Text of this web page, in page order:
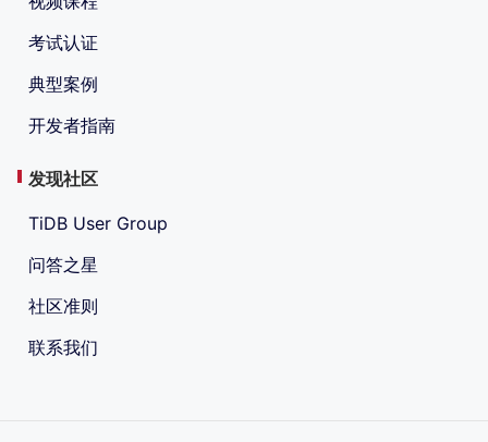
考试认证
典型案例
开发者指南
发现社区
TiDB User Group
问答之星
社区准则
联系我们